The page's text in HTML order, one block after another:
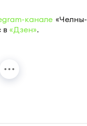
канале «Челны-
в «Дзен».